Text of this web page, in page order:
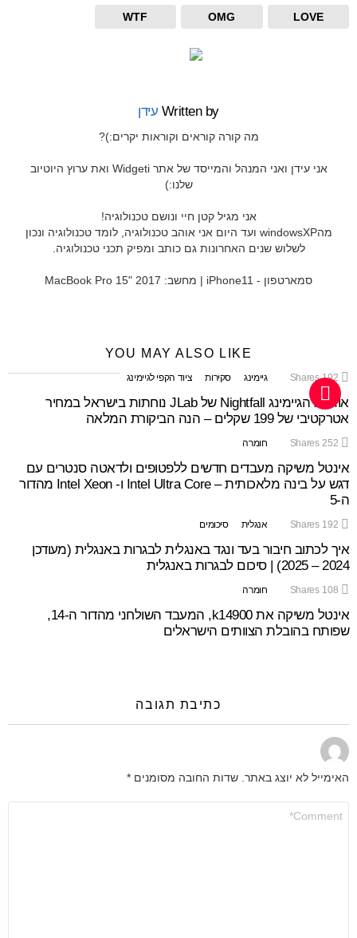
LOVE
OMG
WTF
Written by עידן
מה קורה קוראים וקוראות יקרים:)?
אני עידן ואני המנהל והמייסד של אתר Widgeti ואת ערוץ היוטיוב
שלנו:)
אני מגיל קטן חיי ונושם טכנולוגיה!
מהwindowsXP ועד היום אני אוהב טכנולוגיה, לומד טכנולוגיה ונכון
לשלוש שנים האחרונות גם כותב ומפיק תכני טכנולוגיה.
סמארטפון - iPhone11 | מחשב: MacBook Pro 15" 2017
YOU MAY ALSO LIKE
192
Shares גיימינג סקירות ציוד הקפי לגיימינג
אוזניות הגיימינג Nightfall של JLab נוחתות בישראל במחיר
אטרקטיבי של 199 שקלים – הנה הביקורת המלאה
252
Shares חומרה
אינטל משיקה מעבדים חדשים ללפטופים ולדאטה סנטרים עם
דגש על בינה מלאכותית – Intel Ultra Core ו- Intel Xeon מהדור
ה-5
192
Shares אנגלית סיכומים
איך לכתוב חיבור בעד ונגד באנגלית לבגרות באנגלית (מעודכן
2024 – 2025) | סיכום לבגרות באנגלית
108
Shares חומרה
אינטל משיקה את k14900, המעבד השולחני מהדור ה-14,
שפותח בהובלת הצוותים הישראלים
כתיבת תגובה
האימייל לא יוצג באתר. שדות החובה מסומנים *
שלך